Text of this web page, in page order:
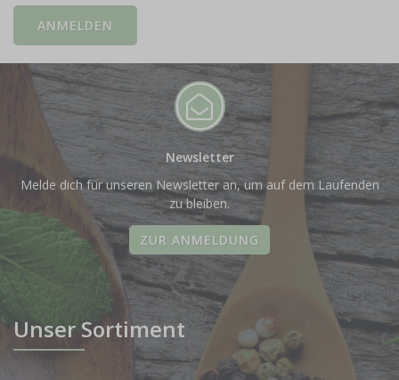
Newsletter
Melde dich für unseren Newsletter an, um auf dem Laufenden
zu bleiben.
ZUR ANMELDUNG
Unser Sortiment